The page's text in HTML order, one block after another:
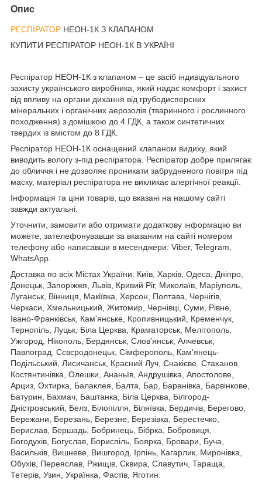
Опис
РЕСПІРАТОР НЕОН-1К З КЛАПАНОМ
КУПИТИ РЕСПІРАТОР НЕОН-1К В УКРАЇНІ
Респіратор НЕОН-1К з клапаном – це засіб індивідуального
захисту українського виробника, який надає комфорт і захист
від впливу на органи дихання від грубодисперсних
мінеральних і органічних аерозолів (тваринного і рослинного
походження) з домішкою до 4 ГДК, а також синтетичних
твердих із вмістом до 8 ГДК.
Респіратор НЕОН-1К оснащений клапаном видиху, який
виводить вологу з-під респіратора. Респіратор добре прилягає
до обличчя і не дозволяє проникати забрудненого повітря під
маску, матеріал респіратора не викликає алергічної реакції.
Інформація та ціни товарів, що вказані на нашому сайті
завжди актуальні.
Уточнити, замовити або отримати додаткову інформацію ви
можете, зателефонувавши за вказаним на сайті номером
телефону або написавши в месенджери: Viber, Telegram,
WhatsApp.
Доставка по всіх Містах України: Київ, Харків, Одеса, Дніпро,
Донецьк, Запоріжжя, Львів, Кривий Ріг, Миколаїв, Маріуполь,
Луганськ, Вінниця, Макіївка, Херсон, Полтава, Чернігів,
Черкаси, Хмельницький, Житомир, Чернівці, Суми, Рівне,
Івано-Франківськ, Кам'янське, Кропивницький, Кременчук,
Тернопіль, Луцьк, Біла Церква, Краматорськ, Мелітополь,
Ужгород, Нікополь, Бердянськ, Слов'янськ, Алчевськ,
Павлоград, Сєвєродонецьк, Сімферополь, Кам'янець-
Подільський, Лисичанськ, Красний Луч, Єнакієве, Стаханов,
Костянтинівка, Олешки, Ананьїв, Андрушівка, Апостолове,
Арциз, Охтирка, Балаклея, Балта, Бар, Баранівка, Барвінкове,
Батурин, Бахмач, Баштанка, Біла Церква, Білгород-
Дністровський, Белз, Білопілля, Біляївка, Бердичів, Берегово,
Бережани, Березань, Березне, Березівка, Берестечко,
Берислав, Бершадь, Бобринець, Бібрка, Бобровиця,
Богодухів, Богуслав, Бориспіль, Боярка, Бровари, Буча,
Васильків, Вишневе, Вишгород, Ірпінь, Кагарлик, Миронівка,
Обухів, Переяслав, Ржищів, Сквира, Славутич, Тараща,
Тетерів, Узин, Українка, Фастів, Яготин.